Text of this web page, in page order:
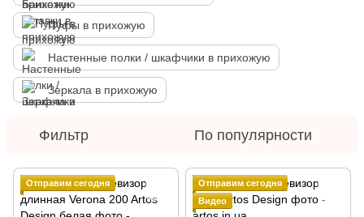
Пуфы в прихожую
Настенные полки / шкафчики в прихожую
Зеркала в прихожую
Фильтр По популярности
Отправим сегодня
Отправим сегодня
Видео